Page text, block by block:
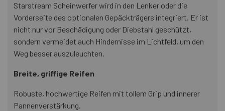
Starstream Scheinwerfer wird in den Lenker oder die
Vorderseite des optionalen Gepäckträgers integriert. Er ist
nicht nur vor Beschädigung oder Diebstahl geschützt,
sondern vermeidet auch Hindernisse im Lichtfeld, um den
Weg besser auszuleuchten.
Breite, griffige Reifen
Robuste, hochwertige Reifen mit tollem Grip und innerer
Pannenverstärkung.